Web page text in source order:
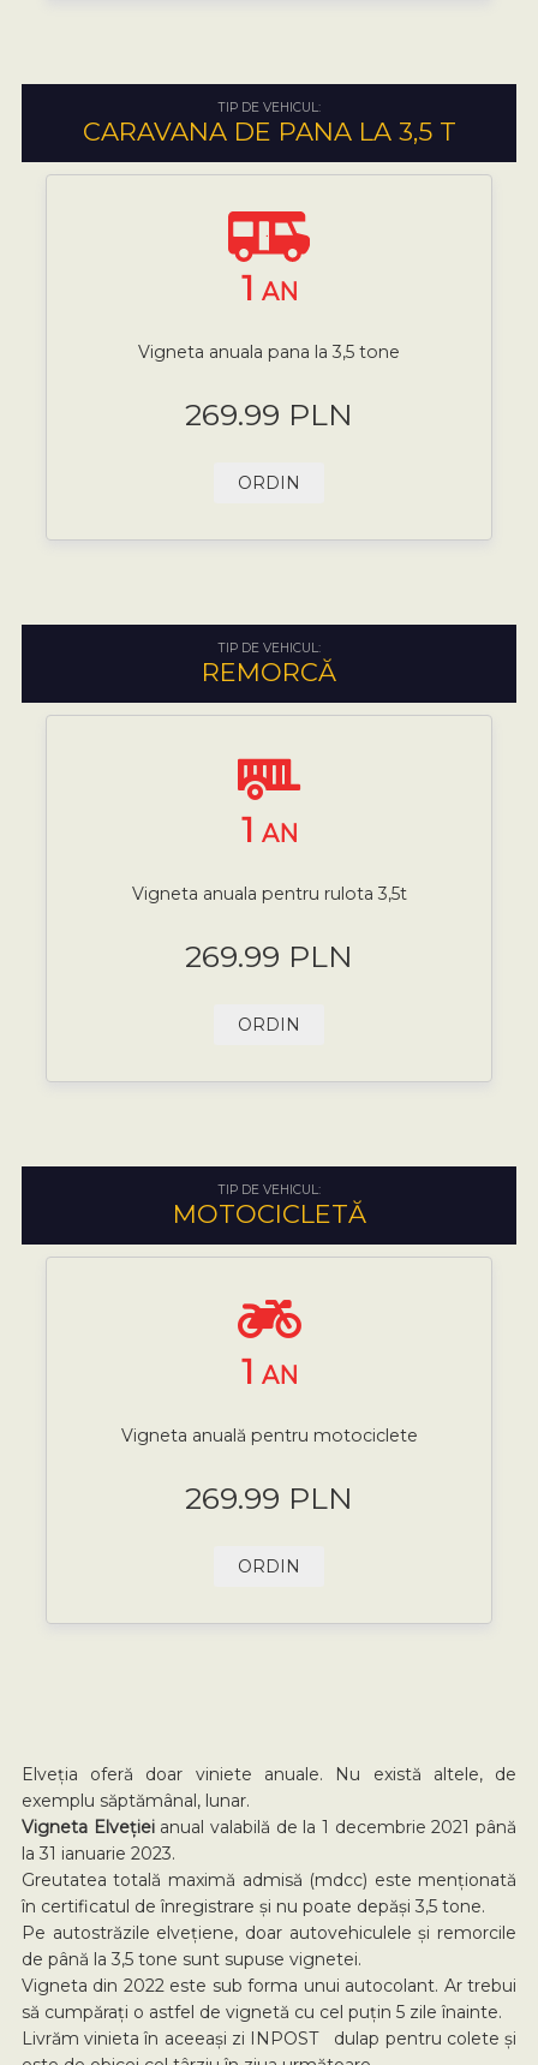
TIP DE VEHICUL:
CARAVANA DE PANA LA 3,5 T
1 AN
Vigneta anuala pana la 3,5 tone
269.99 PLN
ORDIN
TIP DE VEHICUL:
REMORCĂ
1 AN
Vigneta anuala pentru rulota 3,5t
269.99 PLN
ORDIN
TIP DE VEHICUL:
MOTOCICLETĂ
1 AN
Vigneta anuală pentru motociclete
269.99 PLN
ORDIN
Elveția oferă doar viniete anuale. Nu există altele, de
exemplu săptămânal, lunar.
Vigneta Elveției anual valabilă de la 1 decembrie 2021 până
la 31 ianuarie 2023.
Greutatea totală maximă admisă (mdcc) este menționată
în certificatul de înregistrare și nu poate depăși 3,5 tone.
Pe autostrăzile elvețiene, doar autovehiculele și remorcile
de până la 3,5 tone sunt supuse vignetei.
Vigneta din 2022 este sub forma unui autocolant. Ar trebui
să cumpărați o astfel de vignetă cu cel puțin 5 zile înainte.
Livrăm vinieta în aceeași zi INPOST dulap pentru colete și